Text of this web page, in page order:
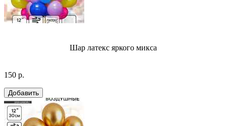
Шар латекс яркого микса
150 р.